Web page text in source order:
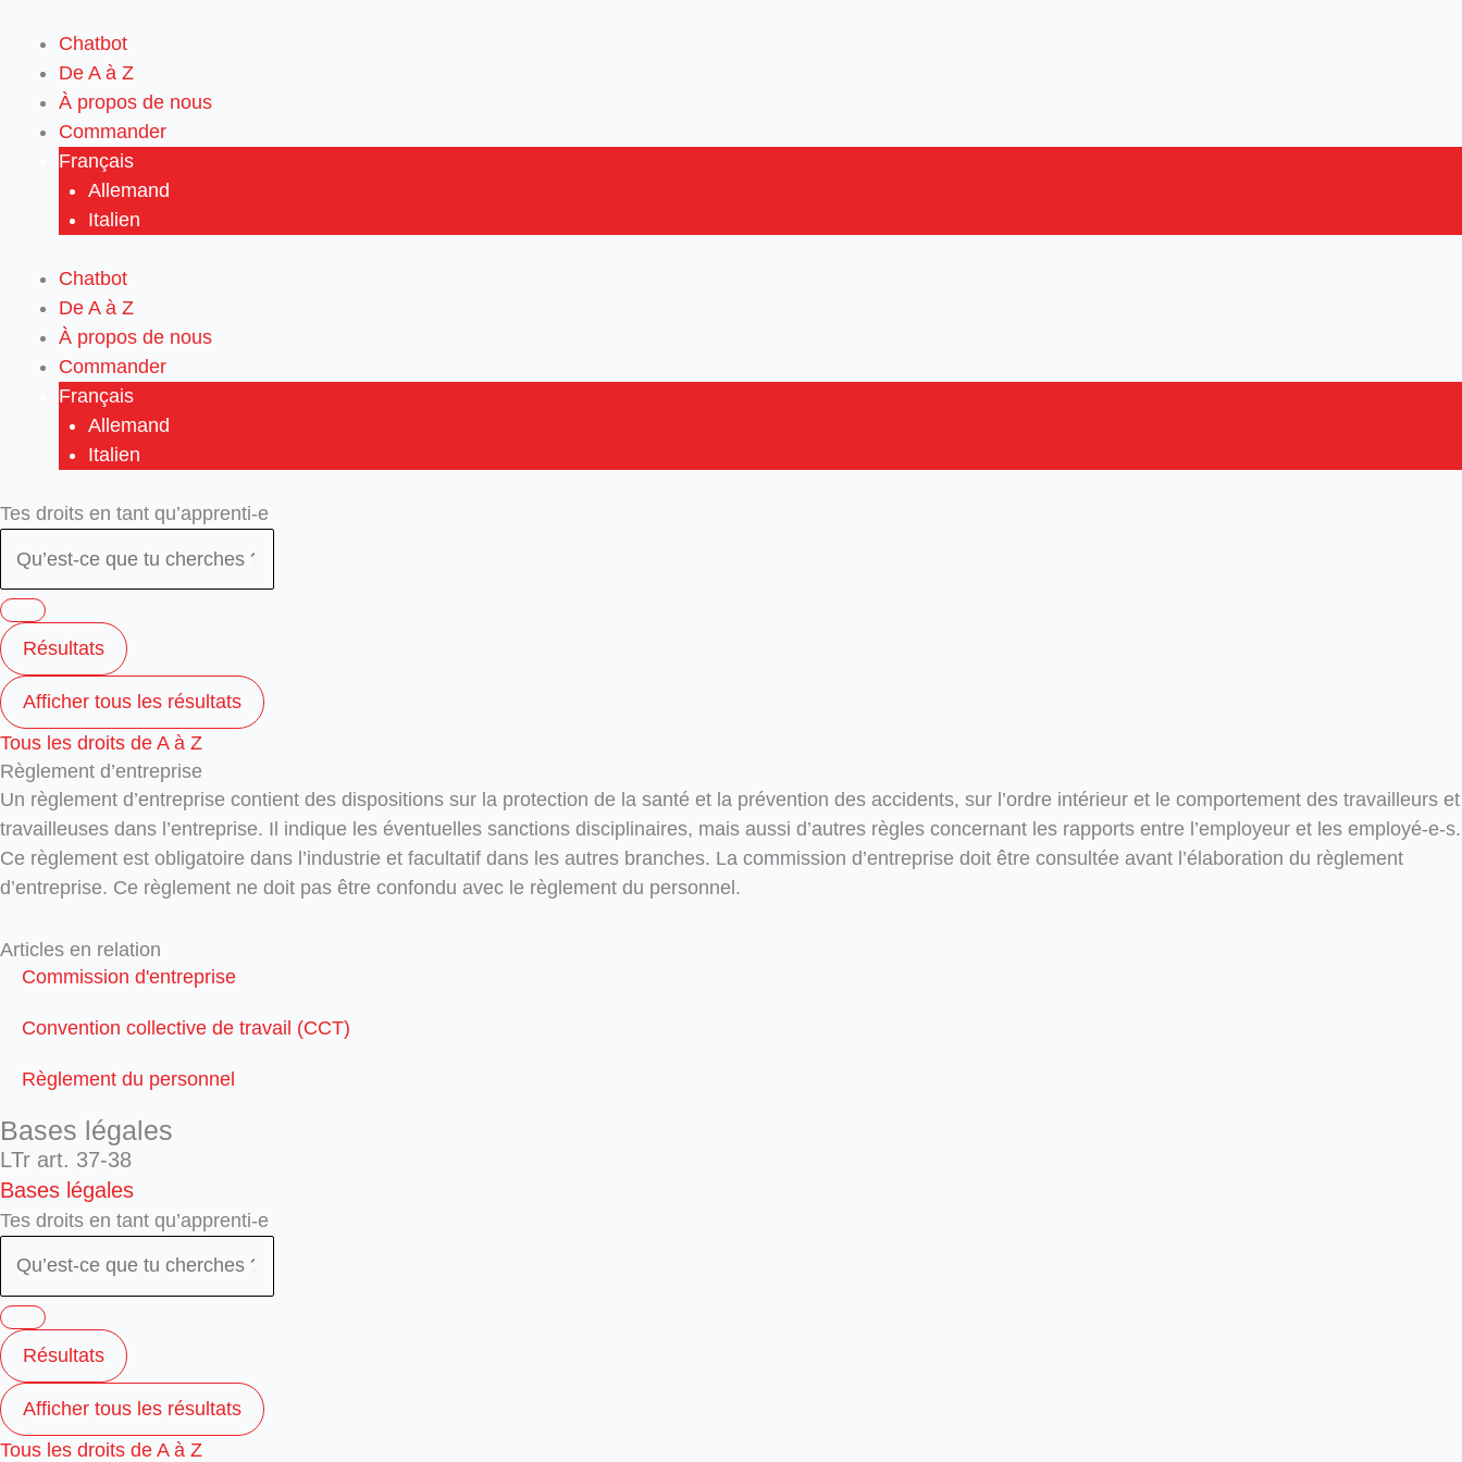
contenu
Chatbot
De A à Z
À propos de nous
Commander
Français
Allemand
Italien
Chatbot
De A à Z
À propos de nous
Commander
Français
Allemand
Italien
Tes droits en tant qu’apprenti-e
Search
Résultats
Afficher tous les résultats
Tous les droits de A à Z
Règlement d’entreprise
Un règlement d’entreprise contient des dispositions sur la protection de la santé et la prévention des accidents, sur l’ordre intérieur et le comportement des travailleurs et
travailleuses dans l’entreprise. Il indique les éventuelles sanctions disciplinaires, mais aussi d’autres règles concernant les rapports entre l’employeur et les employé-e-s.
Ce règlement est obligatoire dans l’industrie et facultatif dans les autres branches. La commission d’entreprise doit être consultée avant l’élaboration du règlement
d’entreprise. Ce règlement ne doit pas être confondu avec le règlement du personnel.
Articles en relation
Commission d'entreprise
Convention collective de travail (CCT)
Règlement du personnel
Bases légales
LTr art. 37-38
Bases légales
Tes droits en tant qu’apprenti-e
Search
Résultats
Afficher tous les résultats
Tous les droits de A à Z